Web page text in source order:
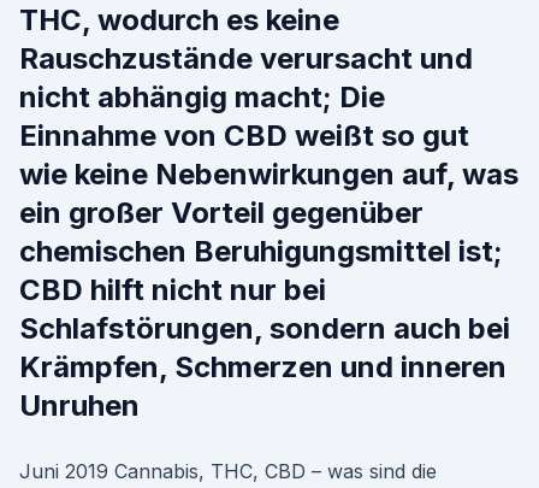
THC, wodurch es keine
Rauschzustände verursacht und
nicht abhängig macht; Die
Einnahme von CBD weißt so gut
wie keine Nebenwirkungen auf, was
ein großer Vorteil gegenüber
chemischen Beruhigungsmittel ist;
CBD hilft nicht nur bei
Schlafstörungen, sondern auch bei
Krämpfen, Schmerzen und inneren
Unruhen
Juni 2019 Cannabis, THC, CBD – was sind die